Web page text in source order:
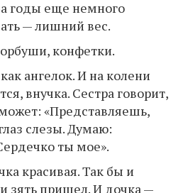
годы еще немного
— лишний вес.
конфетки.
ангелок. И на колени
внучка. Сестра говорит,
«Представляешь,
слезы. Думаю:
ты мое».
красивая. Так бы и
зять пришел. И дочка —